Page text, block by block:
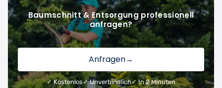
Baumschnitt & Entsorgung professionell
anfragen?
Anfragen→
✓ Kostenlos ✓ Unverbindlich✓ In 2 Minuten